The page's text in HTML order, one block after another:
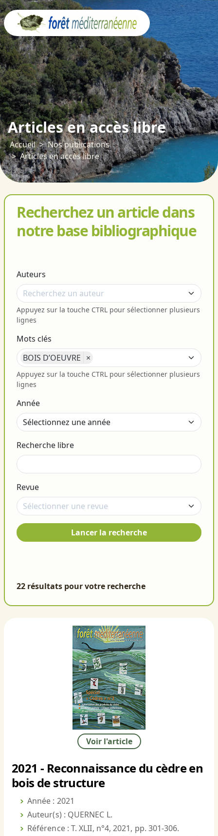
Articles en accès libre
Accueil
Nos publications
Articles en accès libre
Recherchez un article dans
notre base bibliographique
Auteurs
Appuyez sur la touche CTRL pour sélectionner plusieurs
lignes
Mots clés
BOIS D’OEUVRE ×
Appuyez sur la touche CTRL pour sélectionner plusieurs
lignes
Année
Recherche libre
Revue
Lancer la recherche
22 résultats pour votre recherche
Voir l'article
2021 - Reconnaissance du cèdre en
bois de structure
Année : 2021
Auteur(s) : QUERNEC L.
Référence : T. XLII, n°4, 2021, pp. 301-306.
Panneau de gestion des cookies